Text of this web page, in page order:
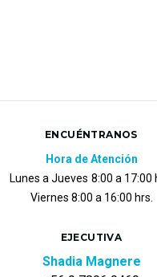
ENCUÉNTRANOS
Hora de Atención
Lunes a Jueves 8:00 a 17:00
Viernes 8:00 a 16:00 hrs.
EJECUTIVA
Shadia Magnere